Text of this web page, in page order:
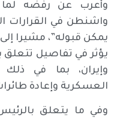
وأعرب عن رفضه لما
واشنطن في القرارات
يمكن قبوله”، مشيرا
يؤثر في تفاصيل تتعلق
وإيران، بما في
العسكرية وإعادة
وفي ما يتعلق